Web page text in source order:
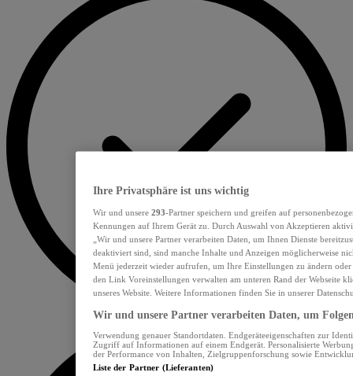
Ihre Privatsphäre ist uns wichtig
Wir und unsere 293-Partner speichern und greifen auf
Kennungen auf Ihrem Gerät zu. Durch Auswahl von Akzeptieren
„Wir und unsere Partner verarbeiten Daten, um Ihnen Dienste
deaktiviert sind, sind manche Inhalte und Anzeigen möglicherweise
Menü jederzeit wieder aufrufen, um Ihre Einstellungen zu ändern
den Link Voreinstellungen verwalten am unteren Rand der Webseite
unseres Website. Weitere Informationen finden Sie in unserer
Wir und unsere Partner verarbeiten Daten, um
Verwendung genauer Standortdaten. Endgeräteeigenschaften zur
Zugriff auf Informationen auf einem Endgerät. Personalisierte
der Performance von Inhalten, Zielgruppenforschung sowie
Liste der Partner (Lieferanten)